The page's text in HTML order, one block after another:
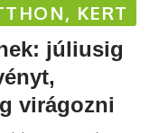
KERT
júliusig
virágozni